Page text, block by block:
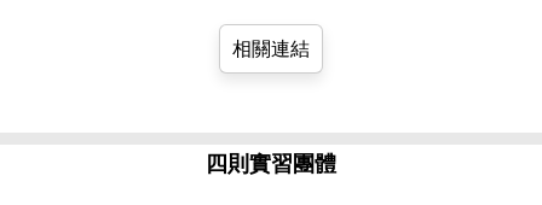
相關連結
四則實習團體